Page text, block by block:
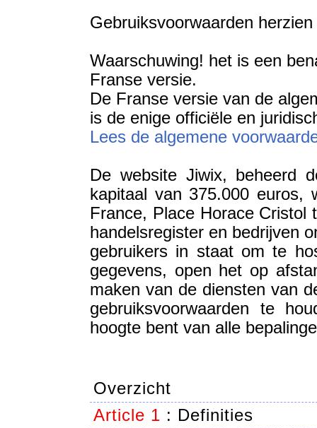
Gebruiksvoorwaarden
Waarschuwing! het is een
Franse versie.
De Franse versie van de
is de enige officiële en
Lees de algemene
De website Jiwix, beheerd
kapitaal van 375.000 euros,
France, Place Horace
handelsregister en bedrijven
gebruikers in staat om te
gegevens, open het op
maken van de diensten van
gebruiksvoorwaarden te
hoogte bent van alle
Overzicht
Article 1 : Definities